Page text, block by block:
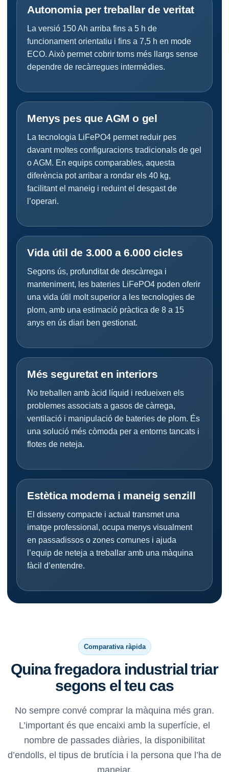
Autonomia per treballar de veritat
La versió 150 Ah arriba fins a 5 h de
funcionament orientatiu i fins a 7,5 h en mode
ECO. Això permet cobrir torns més llargs sense
dependre de recàrregues intermèdies.
Menys pes que AGM o gel
La tecnologia LiFePO4 permet reduir pes
davant moltes configuracions tradicionals de gel
o AGM. En equips comparables, aquesta
diferència pot arribar a rondar els 40 kg,
facilitant el maneig i reduint el desgast de
l’operari.
Vida útil de 3.000 a 6.000 cicles
Segons ús, profunditat de descàrrega i
manteniment, les bateries LiFePO4 poden oferir
una vida útil molt superior a les tecnologies de
plom, amb una estimació pràctica de 8 a 15
anys en ús diari ben gestionat.
Més seguretat en interiors
No treballen amb àcid líquid i redueixen els
problemes associats a gasos de càrrega,
ventilació i manipulació de bateries de plom. És
una solució més còmoda per a entorns tancats i
flotes de neteja.
Estètica moderna i maneig senzill
El disseny compacte i actual transmet una
imatge professional, ocupa menys visualment
en passadissos o zones comunes i ajuda
l’equip de neteja a treballar amb una màquina
fàcil d’entendre.
Comparativa ràpida
Quina fregadora industrial triar
segons el teu cas
No sempre convé comprar la màquina més gran.
L’important és que encaixi amb la superfície, el
nombre de passades diàries, la disponibilitat
d’endolls, el tipus de brutícia i la persona que l’ha de
manejar.